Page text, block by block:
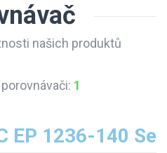
našich produktů
1
EP 1236-140